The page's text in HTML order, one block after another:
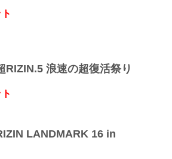
RIZIN.5 浪速の超復活祭り
LANDMARK 16 in